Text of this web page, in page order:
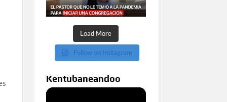
Load More
Follow on Instagram
Kentubaneandoo